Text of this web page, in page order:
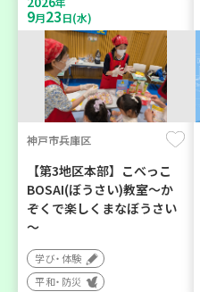
9月23日(水)
神戸市兵庫区
【第3地区本部】こべっこ
BOSAI(ぼうさい)教室～か
ぞくで楽しくまなぼうさい
～
学び・体験
平和・防災